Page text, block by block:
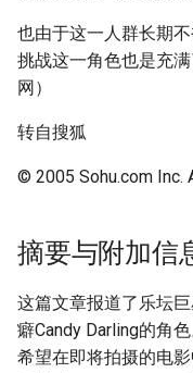
也由于这一人群长期
挑战这一角色也是充
网）
转自搜狐
© 2005 Sohu.com Inc.
摘要与附加信
这篇文章报道了乐坛
癖Candy Darling的角
希望在即将拍摄的电